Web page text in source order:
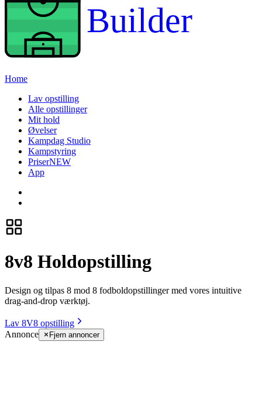
Builder
Home
Lav opstilling
Alle opstillinger
Mit hold
Øvelser
Kampdag Studio
Kampstyring
PriserNEW
App
8v8 Holdopstilling
Design og tilpas 8 mod 8 fodboldopstillinger med vores intuitive
drag-and-drop værktøj.
Lav 8V8 opstilling
Annonce
Fjern annoncer